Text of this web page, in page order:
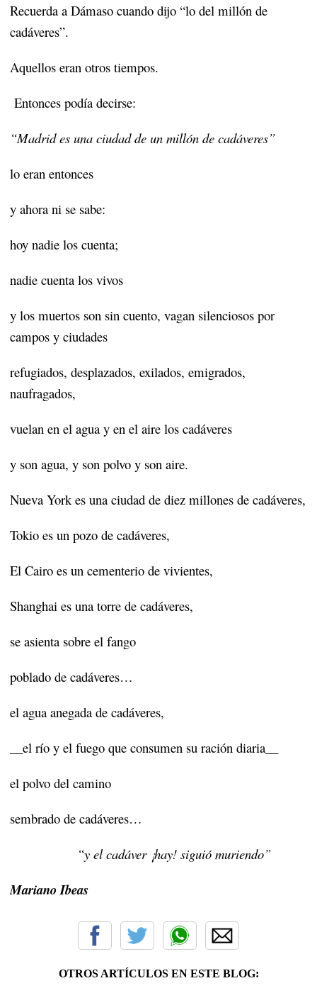
Recuerda a Dámaso cuando dijo “lo del millón de
cadáveres”.
Aquellos eran otros tiempos.
Entonces podía decirse:
“Madrid es una ciudad de un millón de cadáveres”
lo eran entonces
y ahora ni se sabe:
hoy nadie los cuenta;
nadie cuenta los vivos
y los muertos son sin cuento, vagan silenciosos por
campos y ciudades
refugiados, desplazados, exilados, emigrados,
naufragados,
vuelan en el agua y en el aire los cadáveres
y son agua, y son polvo y son aire.
Nueva York es una ciudad de diez millones de cadáveres,
Tokio es un pozo de cadáveres,
El Cairo es un cementerio de vivientes,
Shanghai es una torre de cadáveres,
se asienta sobre el fango
poblado de cadáveres…
el agua anegada de cadáveres,
__el río y el fuego que consumen su ración diaria__
el polvo del camino
sembrado de cadáveres…
“y el cadáver ¡hay! siguió muriendo”
Mariano Ibeas
OTROS ARTÍCULOS EN ESTE BLOG: